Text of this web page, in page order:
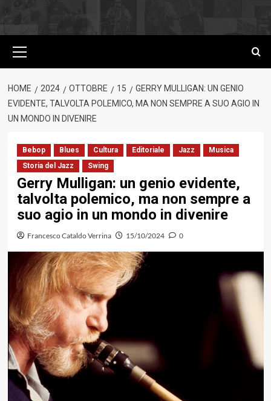
principale
HOME 2024 OTTOBRE 15
GERRY MULLIGAN: UN GENIO
EVIDENTE, TALVOLTA POLEMICO, MA NON SEMPRE A SUO AGIO IN
UN MONDO IN DIVENIRE
Bebop Blues Cultura Editoriale Jazz
Musica
Storia del Jazz
Swing
Gerry Mulligan: un genio evidente,
talvolta polemico, ma non sempre a
suo agio in un mondo in divenire
Francesco Cataldo Verrina 15/10/2024 0